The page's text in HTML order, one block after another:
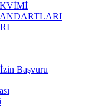
Başvuru